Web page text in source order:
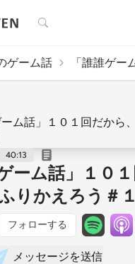
検索
ゲーム話 「誰誰ゲー
40:13
ーム話」１０
りかえろう＃
フォローする
メッセージを送信